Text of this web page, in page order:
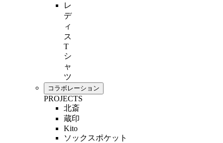
レ
デ
ィ
ス
T
シ
ャ
ツ
コラボレーション
PROJECTS
北斎
蔵印
Kito
ソックスポケット